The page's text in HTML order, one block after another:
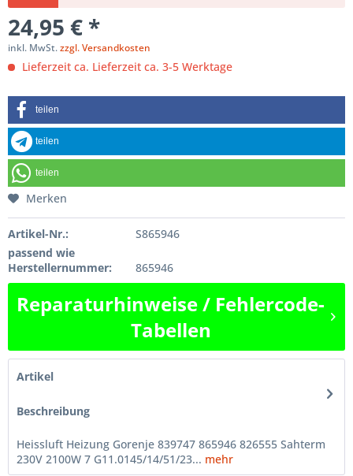
24,95 € *
inkl. MwSt.zzgl. Versandkosten
Lieferzeit ca. Lieferzeit ca. 3-5 Werktage
teilen
teilen
teilen
Merken
Artikel-Nr.:
S865946
passend wie
Herstellernummer:
865946
Reparaturhinweise / Fehlercode-
Tabellen
Artikel
Beschreibung
Heissluft Heizung Gorenje 839747 865946 826555 Sahterm
230V 2100W 7 G11.0145/14/51/23... mehr